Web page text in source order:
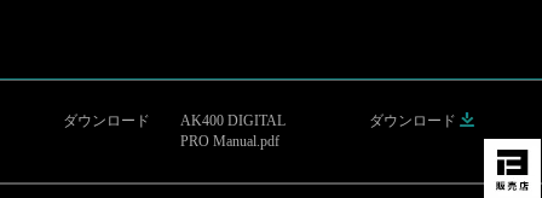
ダウンロード
AK400 DIGITAL
PRO Manual.pdf
ダウンロード